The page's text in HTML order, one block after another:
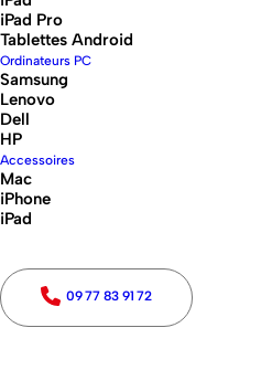
iPad Pro
Tablettes Android
Ordinateurs PC
Samsung
Lenovo
Dell
HP
Accessoires
Mac
iPhone
iPad
09 77 83 91 72